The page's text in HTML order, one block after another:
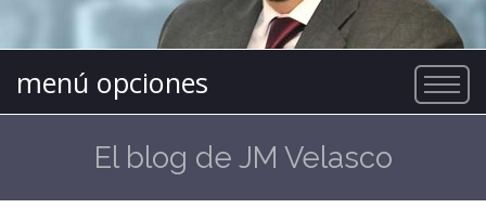
menú opciones
El blog de JM Velasco